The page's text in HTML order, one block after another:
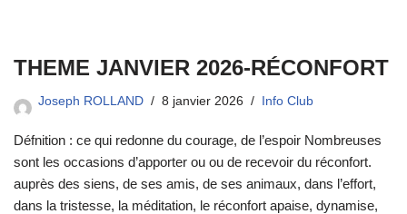
THEME JANVIER 2026-RÉCONFORT
Joseph ROLLAND 8 janvier 2026 Info Club
Défnition : ce qui redonne du courage, de l’espoir Nombreuses
sont les occasions d’apporter ou ou de recevoir du réconfort.
auprès des siens, de ses amis, de ses animaux, dans l’effort,
dans la tristesse, la méditation, le réconfort apaise, dynamise,